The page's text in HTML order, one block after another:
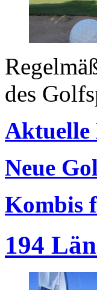
des
Aktuelle
Neue
Kombis
194